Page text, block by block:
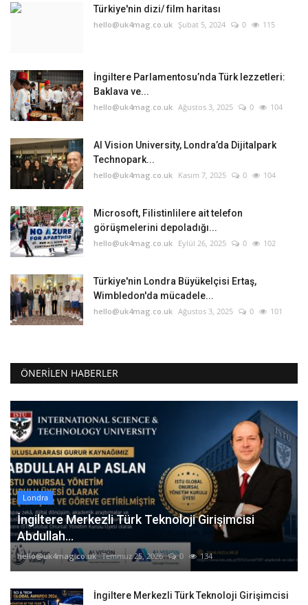
Hakkımızda
İletişim
English Turkish
Türkiye'nin dizi/ film haritası
hello@uk4mag.co.uk Şubat 5, 2024 0 115
İngiltere Parlamentosu’nda Türk lezzetleri:
Baklava ve...
hello@uk4mag.co.uk Ağustos 3, 2025 0 104
AI Vision University, Londra’da Dijitalpark
Technopark...
hello@uk4mag.co.uk Kasım 7, 2025 0 104
Microsoft, Filistinlilere ait telefon
görüşmelerini depoladığı...
hello@uk4mag.co.uk Eylül 26, 2025 0 102
Türkiye'nin Londra Büyükelçisi Ertaş,
Wimbledon'da mücadele...
hello@uk4mag.co.uk Ağustos 3, 2025 0 101
ÖNERILEN HABERLER
Londra
İngiltere Merkezli Türk Teknoloji Girişimcisi
Abdullah...
hello@uk4mag.co.uk Temmuz 25, 2026 0 134
İngiltere Merkezli Türk Teknoloji Girişimcisi